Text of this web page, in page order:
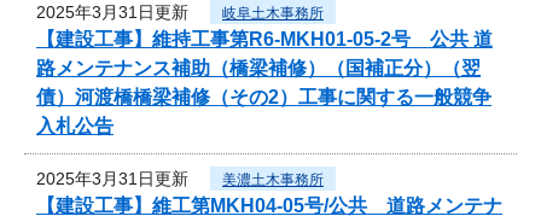
2025年3月31日更新 岐阜土木事務所
【建設工事】維持工事第R6-MKH01-05-2号 公共 道
路メンテナンス補助（橋梁補修）（国補正分）（翌
債）河渡橋橋梁補修（その2）工事に関する一般競争
入札公告
2025年3月31日更新 美濃土木事務所
【建設工事】維工第MKH04-05号/公共 道路メンテナ